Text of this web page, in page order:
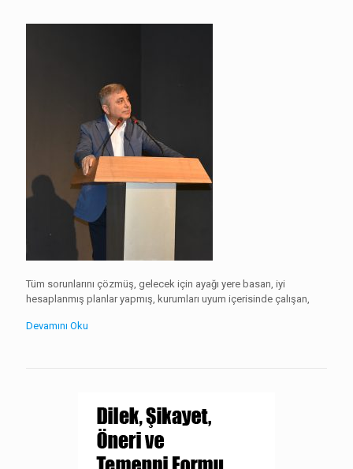
Tüm sorunlarını çözmüş, gelecek için ayağı yere basan, iyi
hesaplanmış planlar yapmış, kurumları uyum içerisinde çalışan,
Devamını Oku